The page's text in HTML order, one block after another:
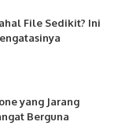
File Sedikit? Ini
yang Jarang
Berguna